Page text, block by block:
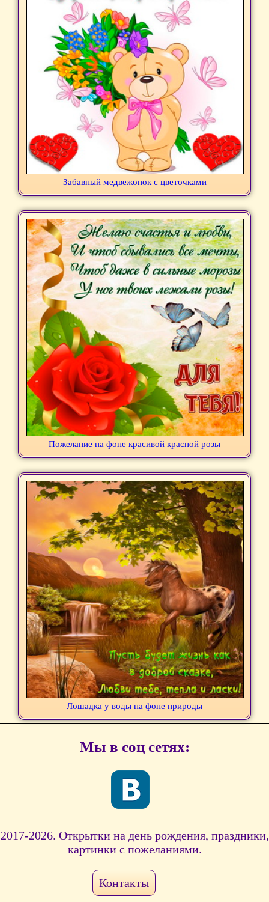
Забавный медвежонок с цветочками
Пожелание на фоне красивой красной розы
Лошадка у воды на фоне природы
Мы в соц сетях:
2017-2026. Открытки на день рождения, праздники,
картинки с пожеланиями.
Контакты